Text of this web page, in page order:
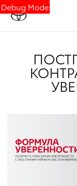
Debug Mode